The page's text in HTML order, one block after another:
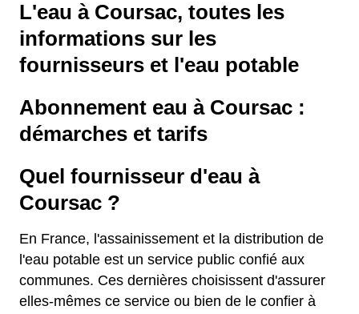
L'eau à Coursac, toutes les
informations sur les
fournisseurs et l'eau potable
Abonnement eau à Coursac :
démarches et tarifs
Quel fournisseur d'eau à
Coursac ?
En France, l'assainissement et la distribution de
l'eau potable est un service public confié aux
communes. Ces dernières choisissent d'assurer
elles-mêmes ce service ou bien de le confier à